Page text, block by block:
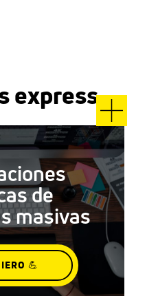
express
de
masivas
💪